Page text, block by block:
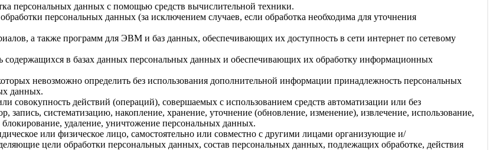
персональных данных с помощью средств вычислительной техники.
персональных данных (за исключением случаев, если обработка необходима для уточнения
а также программ для ЭВМ и баз данных, обеспечивающих их доступность в сети интернет по сетевому
в базах данных персональных данных и обеспечивающих их обработку информационных
невозможно определить без использования дополнительной информации принадлежность персональных
данных.
действий (операций), совершаемых с использованием средств автоматизации или без
запись, систематизацию, накопление, хранение, уточнение (обновление, изменение), извлечение, использование,
блокирование, удаление, уничтожение персональных данных.
или физическое лицо, самостоятельно или совместно с другими лицами организующие и/
цели обработки персональных данных, состав персональных данных, подлежащих обработке, действия